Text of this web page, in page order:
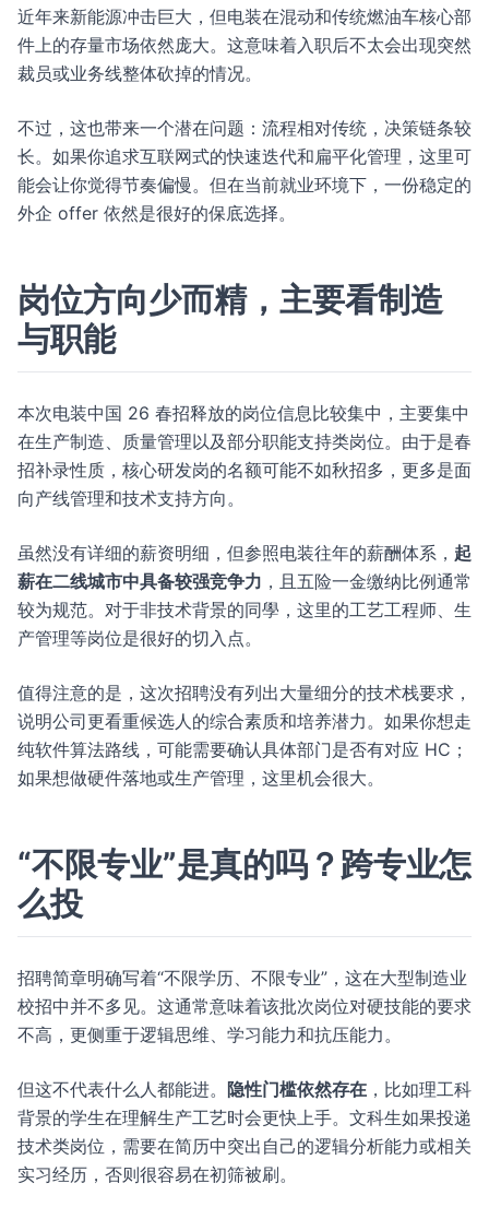
近年来新能源冲击巨大，但电装在混动和传统燃油车核心部
件上的存量市场依然庞大。这意味着入职后不太会出现突然
裁员或业务线整体砍掉的情况。
不过，这也带来一个潜在问题：流程相对传统，决策链条较
长。如果你追求互联网式的快速迭代和扁平化管理，这里可
能会让你觉得节奏偏慢。但在当前就业环境下，一份稳定的
外企 offer 依然是很好的保底选择。
岗位方向少而精，主要看制造
与职能
本次电装中国 26 春招释放的岗位信息比较集中，主要集中
在生产制造、质量管理以及部分职能支持类岗位。由于是春
招补录性质，核心研发岗的名额可能不如秋招多，更多是面
向产线管理和技术支持方向。
虽然没有详细的薪资明细，但参照电装往年的薪酬体系， 起
薪在二线城市中具备较强竞争力 ，且五险一金缴纳比例通常
较为规范。对于非技术背景的同學，这里的工艺工程师、生
产管理等岗位是很好的切入点。
值得注意的是，这次招聘没有列出大量细分的技术栈要求，
说明公司更看重候选人的综合素质和培养潜力。如果你想走
纯软件算法路线，可能需要确认具体部门是否有对应 HC；
如果想做硬件落地或生产管理，这里机会很大。
“不限专业”是真的吗？跨专业怎
么投
招聘简章明确写着“不限学历、不限专业”，这在大型制造业
校招中并不多见。这通常意味着该批次岗位对硬技能的要求
不高，更侧重于逻辑思维、学习能力和抗压能力。
但这不代表什么人都能进。 隐性门槛依然存在 ，比如理工科
背景的学生在理解生产工艺时会更快上手。文科生如果投递
技术类岗位，需要在简历中突出自己的逻辑分析能力或相关
实习经历，否则很容易在初筛被刷。